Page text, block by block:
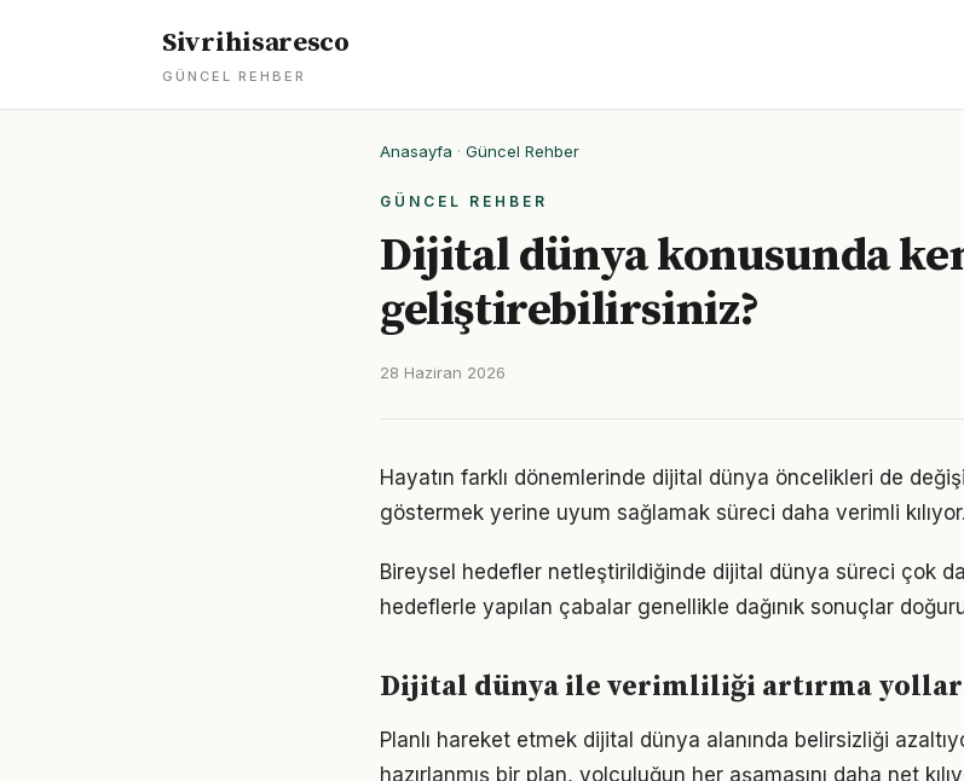
Sivrihisaresco
GÜNCEL REHBER
Anasayfa · Güncel Rehber
GÜNCEL REHBER
Dijital dünya konusunda
geliştirebilirsiniz?
28 Haziran 2026
Hayatın farklı dönemlerinde dijital dünya öncelikleri de
göstermek yerine uyum sağlamak süreci daha verimli kılıyor.
Bireysel hedefler netleştirildiğinde dijital dünya süreci çok
hedeflerle yapılan çabalar genellikle dağınık sonuçlar
Dijital dünya ile verimliliği artırma
Planlı hareket etmek dijital dünya alanında belirsizliği
hazırlanmış bir plan, yolculuğun her aşamasını daha net